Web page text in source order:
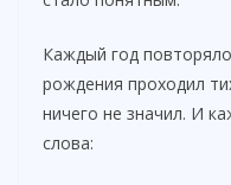
Каждый год
рождения проходил
ничего не значил. И
слова: